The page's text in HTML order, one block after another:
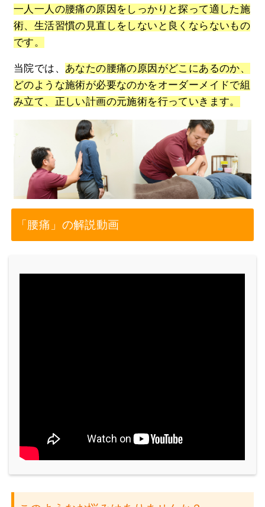
一人一人の腰痛の原因をしっかりと探って適した施
術、生活習慣の見直しをしないと良くならないもの
です。
当院では、 あなたの腰痛の原因がどこにあるのか、
どのような施術が必要なのかをオーダーメイドで組
み立て、正しい計画の元施術を行っていきます。
「腰痛」の解説動画